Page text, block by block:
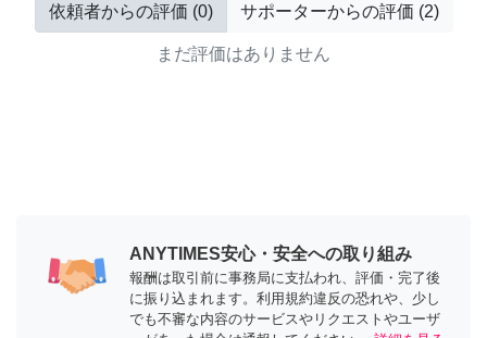
依頼者からの評価 (0) サポーターからの評価 (2)
まだ評価はありません
ANYTIMES安心・安全への取り組み
報酬は取引前に事務局に支払われ、評価・完了後
に振り込まれます。利用規約違反の恐れや、少し
でも不審な内容のサービスやリクエストやユーザ